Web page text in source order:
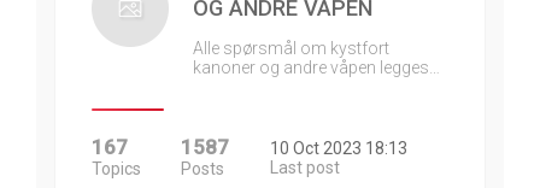
OG ANDRE VÅPEN
Alle spørsmål om kystfort
kanoner og andre våpen legges…
167
Topics
1587
Posts
10 Oct 2023 18:13
Last post